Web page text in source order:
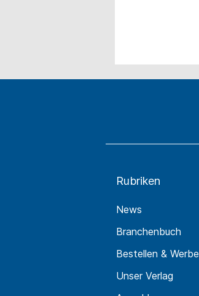
Rubriken
News
Branchenbuch
Bestellen &
Unser Verlag